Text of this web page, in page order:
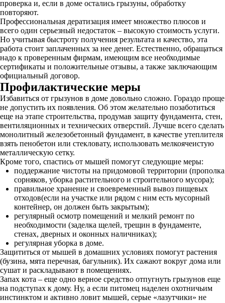
проверка и, если в доме остались грызуны, обработку
повторяют.
Профессиональная дератизация имеет множество плюсов и
всего один серьезный недостаток – высокую стоимость услуги.
Но учитывая быстроту получения результата и качество, эта
работа стоит заплаченных за нее денег. Естественно, обращаться
надо к проверенным фирмам, имеющим все необходимые
сертификаты и положительные отзывы, а также заключающим
официальный договор.
Профилактические меры
Избавиться от грызунов в доме довольно сложно. Гораздо проще
не допустить их появления. Об этом желательно позаботиться
еще на этапе строительства, продумав защиту фундамента, стен,
вентиляционных и технических отверстий. Лучше всего сделать
монолитный железобетонный фундамент, в качестве утеплителя
взять пенобетон или стекловату, использовать мелкоячеистую
металлическую сетку.
Кроме того, спастись от мышей помогут следующие меры:
поддержание чистоты на придомовой территории (прополка
сорняков, уборка растительного и строительного мусора);
правильное хранение и своевременный вывоз пищевых
отходов(если на участке или рядом с ним есть мусорный
контейнер, он должен быть закрытым);
регулярный осмотр помещений и мелкий ремонт по
необходимости (заделка щелей, трещин в фундаменте,
стенах, дверных и оконных наличниках);
регулярная уборка в доме.
Защититься от мышей в домашних условиях помогут растения
(бузина, мята перечная, багульник). Их сажают вокруг дома или
сушат и раскладывают в помещениях.
Запах кота – еще одно верное средство отпугнуть грызунов еще
на подступах к дому. Ну, а если питомец наделен охотничьим
инстинктом и активно ловит мышей, серые «лазутчики» не